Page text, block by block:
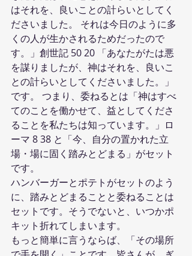
はそれを、良いことの計らいとしてく
ださいました。 それは今日のように多
くの人が生かされるためだったので
す。」創世記 50 20 「あなたがたは悪
を謀りましたが、神はそれを、良いこ
との計らいとしてくださいました。」
です。 つまり、委ねるとは「神はすべ
てのことを働かせて、益としてくださ
ることを私たちは知っています。」ロ
ーマ 8 38 と「今、自分の置かれた立
場・場に固く踏みとどまる」がセット
です。
ハンバーガーとポテトがセットのよう
に、踏みとどまることと委ねることは
セットです。そうでないと、いつかポ
キット折れてしまいます。
もっと簡単に言うならば、「その場所